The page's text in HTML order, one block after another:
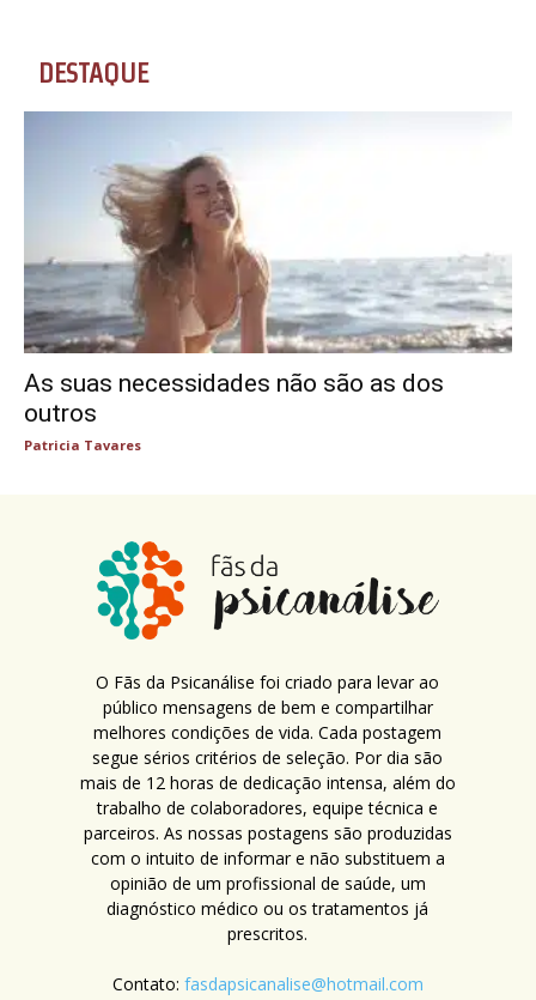
DESTAQUE
As suas necessidades não são as dos
outros
Patricia Tavares
O Fãs da Psicanálise foi criado para levar ao
público mensagens de bem e compartilhar
melhores condições de vida. Cada postagem
segue sérios critérios de seleção. Por dia são
mais de 12 horas de dedicação intensa, além do
trabalho de colaboradores, equipe técnica e
parceiros. As nossas postagens são produzidas
com o intuito de informar e não substituem a
opinião de um profissional de saúde, um
diagnóstico médico ou os tratamentos já
prescritos.
Contato: fasdapsicanalise@hotmail.com